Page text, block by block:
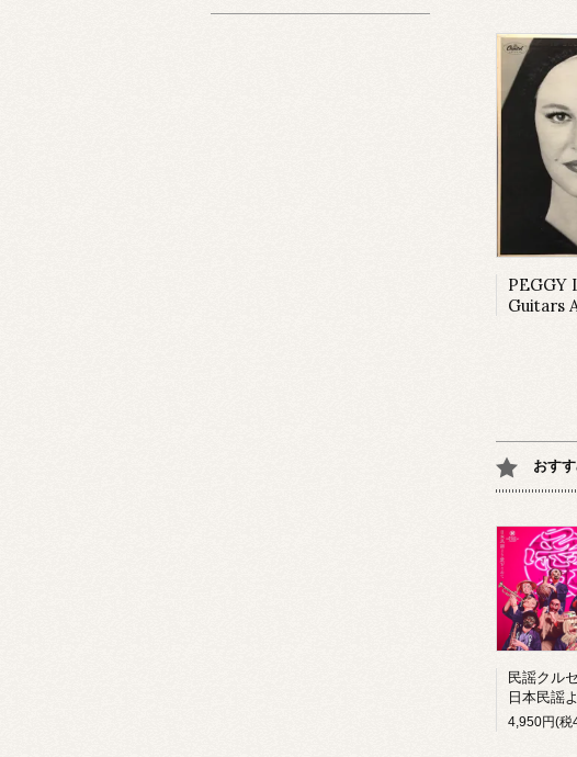
PEGGY
Guitars
おす
日本民謡より愛をこめ
4,950円(税